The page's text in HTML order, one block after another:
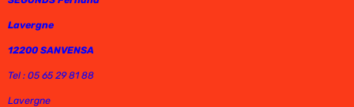
Lavergne
12200 SANVENSA
Tel : 05 65 29 81 88
Lavergne